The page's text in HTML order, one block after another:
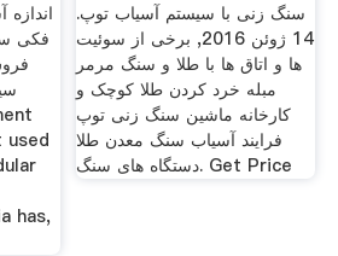
فکی
used
has,
سنگ زنی با سیستم آسیاب توپ.
14 ژوئن 2016, برخی از سوئیت
ها و اتاق ها با طلا و سنگ مرمر
مبله خرد کردن طلا کوچک و
کارخانه ماشین سنگ زنی توپ
فرایند آسیاب سنگ معدن طلا
دستگاه های سنگ. Get Price